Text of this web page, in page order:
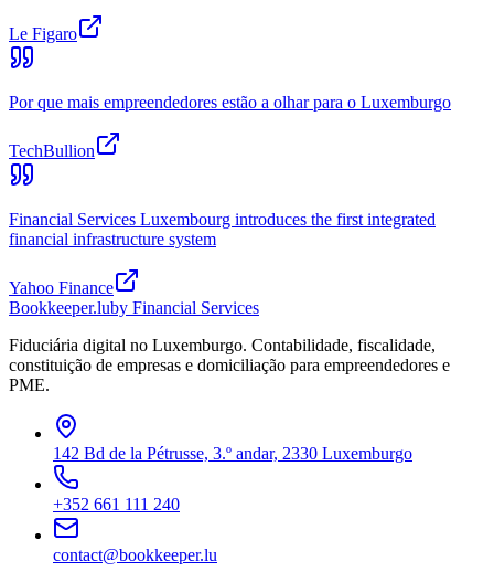
Le Figaro
Por que mais empreendedores estão a olhar para o Luxemburgo
TechBullion
Financial Services Luxembourg introduces the first integrated
financial infrastructure system
Yahoo Finance
Bookkeeper.luby Financial Services
Fiduciária digital no Luxemburgo. Contabilidade, fiscalidade,
constituição de empresas e domiciliação para empreendedores e
PME.
142 Bd de la Pétrusse, 3.º andar, 2330 Luxemburgo
+352 661 111 240
contact@bookkeeper.lu